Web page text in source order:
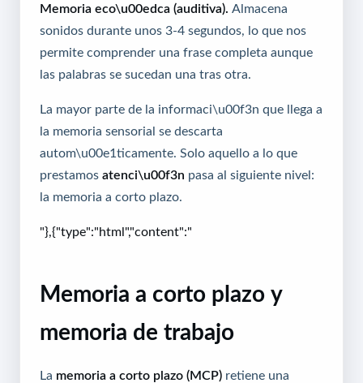
Memoria eco\u00edca (auditiva). Almacena
sonidos durante unos 3-4 segundos, lo que nos
permite comprender una frase completa aunque
las palabras se sucedan una tras otra.
La mayor parte de la informaci\u00f3n que llega a
la memoria sensorial se descarta
autom\u00e1ticamente. Solo aquello a lo que
prestamos atenci\u00f3n pasa al siguiente nivel:
la memoria a corto plazo.
"},{"type":"html","content":"
Memoria a corto plazo y
memoria de trabajo
La memoria a corto plazo (MCP) retiene una